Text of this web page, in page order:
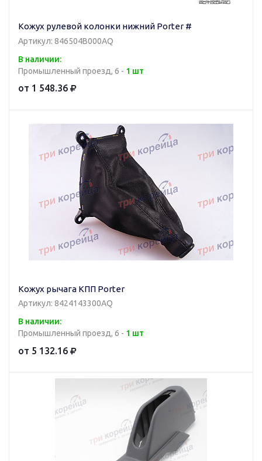
Кожух рулевой колонки нижний Porter #
Артикул: 846504B000AQ
В наличии:
Промышленный проезд, 6 - 1 шт
от 1 548.36
Кожух рычага КПП Porter
Артикул: 8424143300AQ
В наличии:
Промышленный проезд, 6 - 1 шт
от 5 132.16